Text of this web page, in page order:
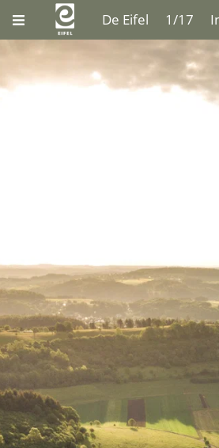
De Eifel 1/17